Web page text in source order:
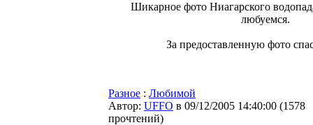
Шикарное фото Ниагарского
любуемся.
За предоставленную фото
Разное : Любимой
Автор: UFFO в 09/12/2005 14:40:00 (1578
прочтений)